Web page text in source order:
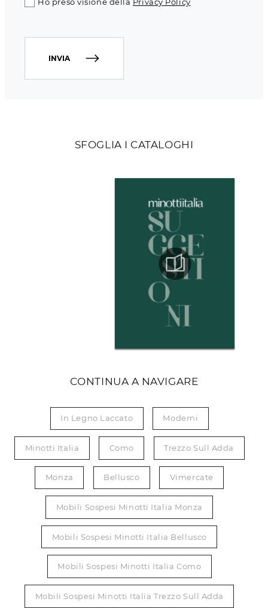
SFOGLIA I CATALOGHI
CONTINUA A NAVIGARE
In Legno Laccato Moderni
Minotti Italia Como Trezzo Sull Adda
Monza Bellusco Vimercate
Mobili Sospesi Minotti Italia Monza
Mobili Sospesi Minotti Italia Bellusco
Mobili Sospesi Minotti Italia Como
Mobili Sospesi Minotti Italia Trezzo Sull Adda
INVIA